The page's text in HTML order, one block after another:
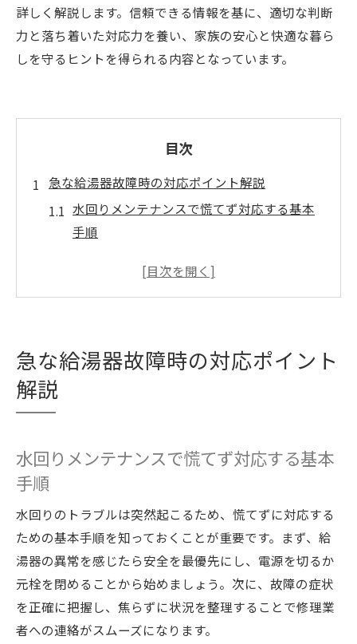
詳しく解説します。信頼できる情報を基に、適切な判断
力と落ち着いた対応力を養い、家族の安心と快適な暮ら
しを守るヒントを得られる内容となっています。
目次
急な給湯器故障時の対応ポイント解説
水回りメンテナンスで慌てず対応する基本
手順
給湯器修理の相場と依頼先選びで迷わない
水回りメンテナンスで安心維持するコツ
毎日の点検が給湯器修理の予防につながる
理由
定期的な水回りメンテナンスと安心生活の
関係
給湯器修理業者に頼る前に見直すべきメン
急な給湯器故障時の対応ポイント
解説
水回りメンテナンスで慌てず対応する基本
手順
水回りのトラブルは突然起こるため、慌てずに対応する
ための基本手順を知っておくことが重要です。まず、給
湯器の異常を感じたら安全を最優先にし、電源を切るか
元栓を閉めることから始めましょう。次に、故障の症状
を正確に把握し、焦らずに状況を整理することで修理業
者への連絡がスムーズになります。